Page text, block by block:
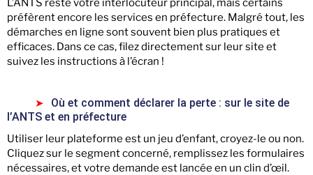
L’ANTS reste votre interlocuteur principal, mais certains
préfèrent encore les services en préfecture. Malgré tout, les
démarches en ligne sont souvent bien plus pratiques et
efficaces. Dans ce cas, filez directement sur leur site et
suivez les instructions à l’écran !
Où et comment déclarer la perte : sur le site de
l’ANTS et en préfecture
Utiliser leur plateforme est un jeu d’enfant, croyez-le ou non.
Cliquez sur le segment concerné, remplissez les formulaires
nécessaires, et votre demande est lancée en un clin d’œil.